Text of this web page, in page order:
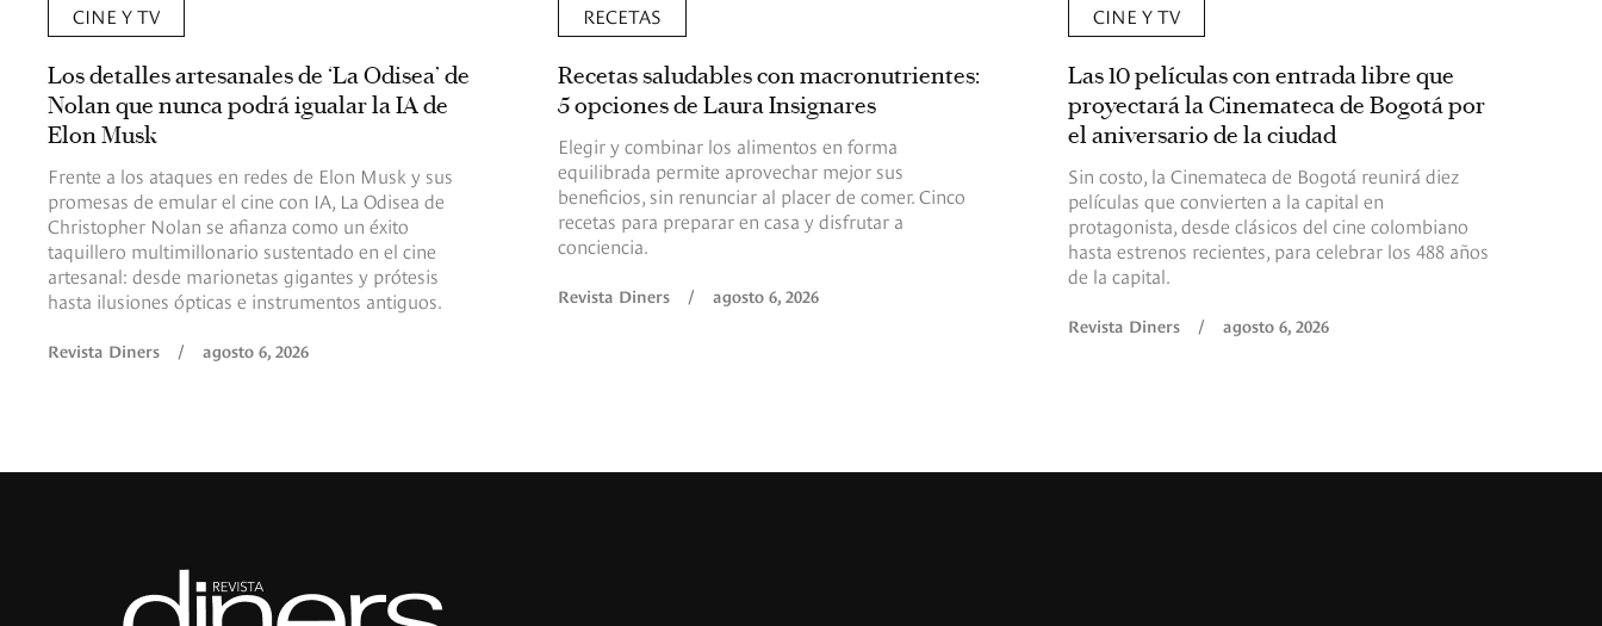
CINE Y TV
Los detalles artesanales de ‘La Odisea’ de
Nolan que nunca podrá igualar la IA de
Elon Musk
Frente a los ataques en redes de Elon Musk y sus
promesas de emular el cine con IA, La Odisea de
Christopher Nolan se afianza como un éxito
taquillero multimillonario sustentado en el cine
artesanal: desde marionetas gigantes y prótesis
hasta ilusiones ópticas e instrumentos antiguos.
Revista Diners / agosto 6, 2026
RECETAS
Recetas saludables con macronutrientes:
5 opciones de Laura Insignares
Elegir y combinar los alimentos en forma
equilibrada permite aprovechar mejor sus
beneficios, sin renunciar al placer de comer. Cinco
recetas para preparar en casa y disfrutar a
conciencia.
Revista Diners / agosto 6, 2026
CINE Y TV
Las 10 películas con entrada libre que
proyectará la Cinemateca de Bogotá por
el aniversario de la ciudad
Sin costo, la Cinemateca de Bogotá reunirá diez
películas que convierten a la capital en
protagonista, desde clásicos del cine colombiano
hasta estrenos recientes, para celebrar los 488 años
de la capital.
Revista Diners / agosto 6, 2026